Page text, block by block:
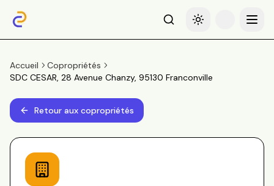
RechercheBasculer le thème
Menu
Accueil
Copropriétés
SDC CESAR, 28 Avenue Chanzy, 95130 Franconville
Retour aux copropriétés